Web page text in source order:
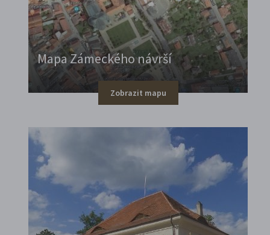
Mapa Zámeckého návrší
Zobrazit mapu